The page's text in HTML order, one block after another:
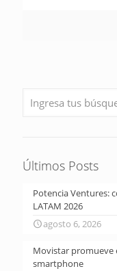
Últimos Posts
Potencia Ventures:
LATAM 2026
agosto 6, 2026
Movistar promueve
smartphone